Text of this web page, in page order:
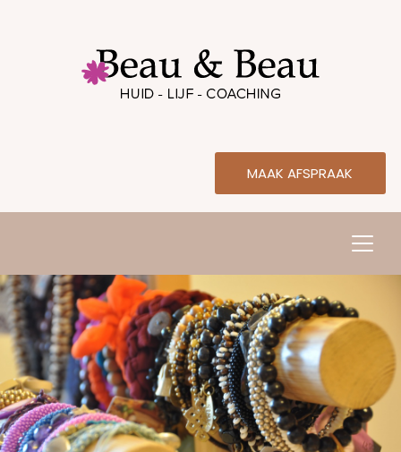
MAAK AFSPRAAK